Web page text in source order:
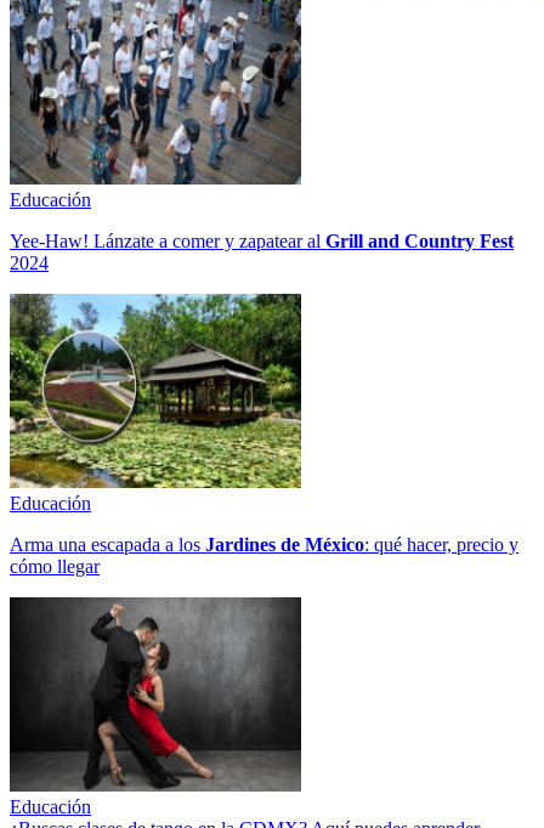
Educación
Yee-Haw! Lánzate a comer y zapatear al Grill and Country Fest
2024
Educación
Arma una escapada a los Jardines de México: qué hacer, precio y
cómo llegar
Educación